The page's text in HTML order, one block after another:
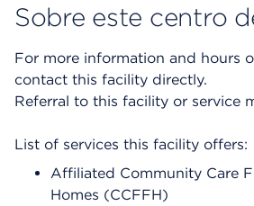
Sobre este centro
For more information and hours
contact this facility directly.
Referral to this facility or service
List of services this facility offers:
Affiliated Community Care
Homes (CCFFH)